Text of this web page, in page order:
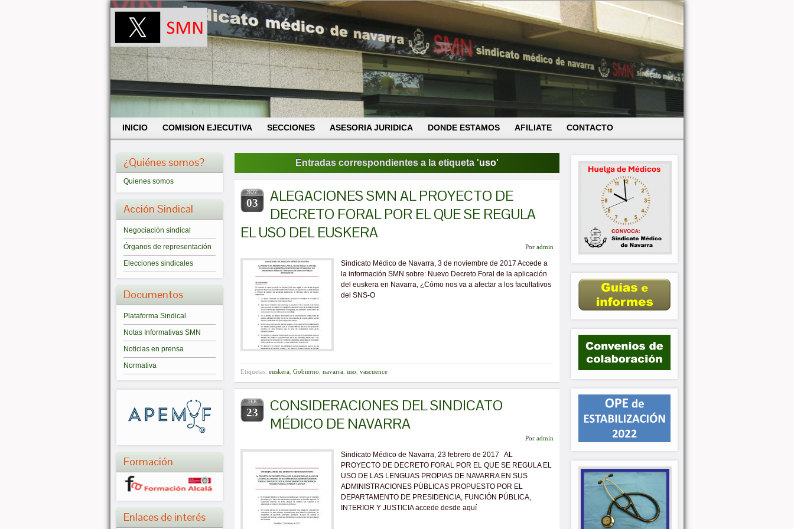
INICIO COMISION EJECUTIVA SECCIONES ASESORIA JURIDICA DONDE ESTAMOS AFILIATE CONTACTO
¿Quiénes somos?
Quienes somos
Acción Sindical
Negociación sindical
Órganos de representación
Elecciones sindicales
Documentos
Plataforma Sindical
Notas Informativas SMN
Noticias en prensa
Normativa
Formación
Enlaces de interés
Entradas correspondientes a la etiqueta 'uso'
NOV
03
ALEGACIONES SMN AL PROYECTO DE
DECRETO FORAL POR EL QUE SE REGULA
EL USO DEL EUSKERA
Por admin
Sindicato Médico de Navarra, 3 de noviembre de 2017 Accede a
la información SMN sobre: Nuevo Decreto Foral de la aplicación
del euskera en Navarra, ¿Cómo nos va a afectar a los facultativos
del SNS-O
Etiquetas: euskera Gobierno navarra uso vascuence
FEB
23
CONSIDERACIONES DEL SINDICATO
MÉDICO DE NAVARRA
Por admin
Sindicato Médico de Navarra, 23 febrero de 2017 AL
PROYECTO DE DECRETO FORAL POR EL QUE SE REGULA EL
USO DE LAS LENGUAS PROPIAS DE NAVARRA EN SUS
ADMINISTRACIONES PÚBLICAS PROPUESTO POR EL
DEPARTAMENTO DE PRESIDENCIA, FUNCIÓN PÚBLICA,
INTERIOR Y JUSTICIA accede desde aquí